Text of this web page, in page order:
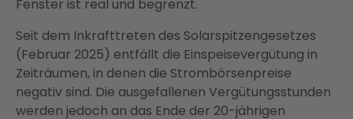
Fenster ist real und begrenzt.
Seit dem Inkrafttreten des Solarspitzengesetzes
(Februar 2025) entfällt die Einspeisevergütung in
Zeiträumen, in denen die Strombörsenpreise
negativ sind. Die ausgefallenen Vergütungsstunden
werden jedoch an das Ende der 20-jährigen